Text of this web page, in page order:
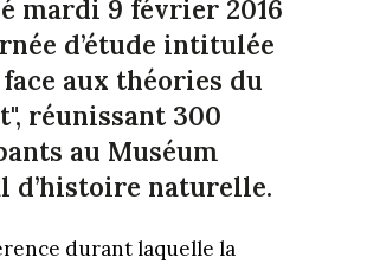
mardi 9 février 2016
d’étude intitulée
aux théories du
réunissant 300
au Muséum
d’histoire naturelle.
durant laquelle la